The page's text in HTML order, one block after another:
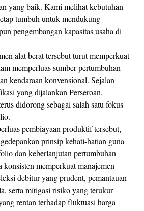
yang baik. Kami melihat kebutuhan
tumbuh untuk mendukung
pengembangan kapasitas usaha di
alat berat tersebut turut memperkuat
memperluas sumber pertumbuhan
kendaraan konvensional. Sejalan
yang dijalankan Perseroan,
didorong sebagai salah satu fokus
pembiayaan produktif tersebut,
prinsip kehati-hatian guna
dan keberlanjutan pertumbuhan
konsisten memperkuat manajemen
debitur yang prudent, pemantauan
serta mitigasi risiko yang terukur
rentan terhadap fluktuasi harga